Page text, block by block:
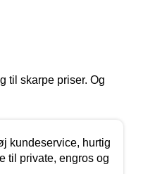
til skarpe priser. Og
kundeservice, hurtig
til private, engros og